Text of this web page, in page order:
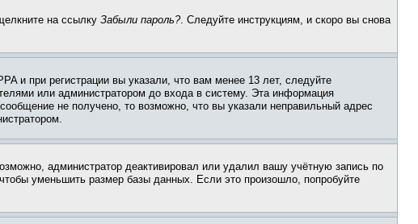
на ссылку Забыли пароль?. Следуйте инструкциям, и скоро вы снова
и при регистрации вы указали, что вам менее 13 лет, следуйте
или администратором до входа в систему. Эта информация
не получено, то возможно, что вы указали неправильный адрес
администратор деактивировал или удалил вашу учётную запись по
уменьшить размер базы данных. Если это произошло, попробуйте